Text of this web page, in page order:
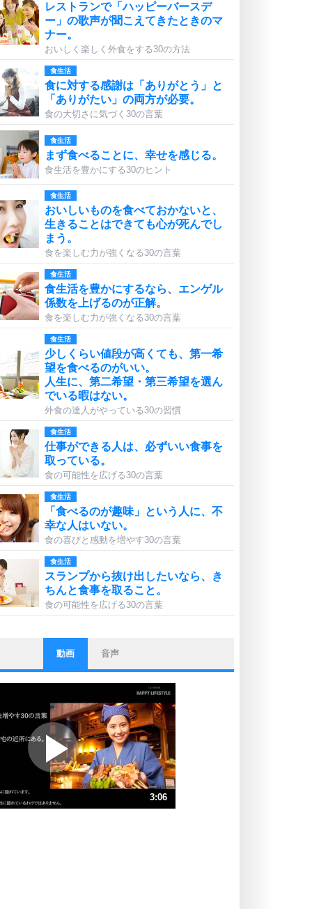
レストランで「ハッピーバースデ
ー」の歌声が聞こえてきたときのマ
ナー。
おいしく楽しく外食をする30の方法
食生活
食に対する感謝は「ありがとう」と
「ありがたい」の両方が必要。
食の大切さに気づく30の言葉
食生活
まず食べることに、幸せを感じる。
食生活を豊かにする30のヒント
食生活
おいしいものを食べておかないと、
生きることはできても心が死んでし
まう。
食を楽しむ力が強くなる30の言葉
食生活
食生活を豊かにするなら、エンゲル
係数を上げるのが正解。
食を楽しむ力が強くなる30の言葉
食生活
少しくらい値段が高くても、第一希
望を食べるのがいい。
人生に、第二希望・第三希望を選ん
でいる暇はない。
外食の達人がやっている30の習慣
食生活
仕事ができる人は、必ずいい食事を
取っている。
食の可能性を広げる30の言葉
食生活
「食べるのが趣味」という人に、不
幸な人はいない。
食の喜びと感動を増やす30の言葉
食生活
スランプから抜け出したいなら、き
ちんと食事を取ること。
食の可能性を広げる30の言葉
ストレス対策
他人と比べない。
いっそのこと、他人を見ない。
プラス思考
ポジティブになれない原因は、行動
しないから。
ポジティブ思考になる30の方法
ストレス対策
人生、なんとかなるもの。
動画 音声
3:06